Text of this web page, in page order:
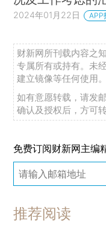
2024年01月22日 APP
财新网所刊载内容之
专属所有或持有。未
建立镜像等任何使用。
如有意愿转载，请发
确认及授权后，方可转
免费订阅财新网主编
推荐阅读